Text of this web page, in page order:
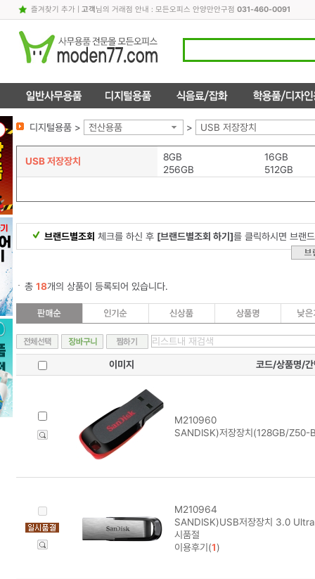
즐겨찾기 추가| 고객님의 거래점 안내 : 모든오피스 안양만안구점 031-460-0091
디지털용품 > 전산용품 > USB 저장장치
USB 저장장치 8GB
16GB
256GB
512GB
브랜드별조회 체크를 하신 후 [브랜드별조회 하기]를 클릭하시면 브랜
총 18개의 상품이 등록되어 있습니다.
이미지 코드/상품명/간
M210960
SANDISK)저장장치(128GB/Z50-
M210964
SANDISK)USB저장장치 3.0
시품절
이용후기(1)